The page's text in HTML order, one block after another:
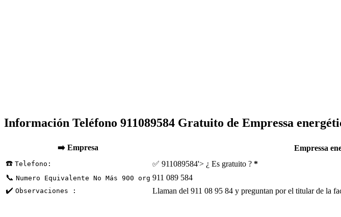
Información Teléfono 911089584 Gratuito de Empressa
➡️ Empresa
Empressa
☎️ Telefono: ✅ 911089584'> ¿ Es gratuito ? *
📞 Numero Equivalente No Más 900 org 911 089 584
✔️ Observaciones : Llaman del 911 08 95 84 y preguntan por el titular de la